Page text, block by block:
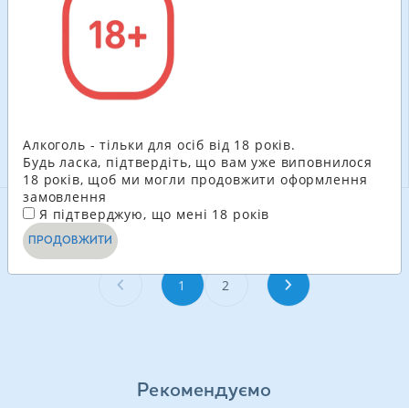
грн
ГРН
+
1 2
Рекомендуємо
Алкоголь - тільки для осіб від 18 років.
Будь ласка, підтвердіть, що вам уже виповнилося
18 років, щоб ми могли продовжити оформлення
замовлення
Я підтверджую, що мені 18 років
ПРОДОВЖИТИ